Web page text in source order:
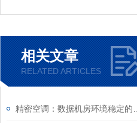
相关文章
RELATED ARTICLES